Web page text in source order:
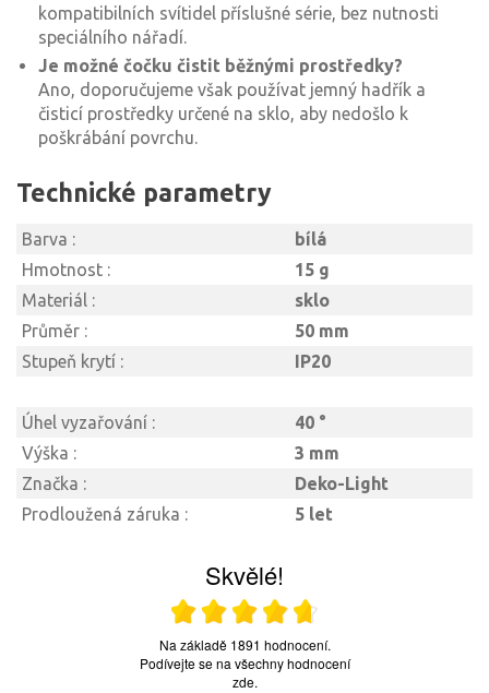
kompatibilních svítidel příslušné série, bez nutnosti
speciálního nářadí.
Je možné čočku čistit běžnými prostředky?
Ano, doporučujeme však používat jemný hadřík a
čisticí prostředky určené na sklo, aby nedošlo k
poškrábání povrchu.
Technické parametry
Barva :
bílá
Hmotnost :
15 g
Materiál :
sklo
Průměr :
50 mm
Stupeň krytí :
IP20
Úhel vyzařování :
40 °
Výška :
3 mm
Značka :
Deko-Light
Prodloužená záruka :
5 let